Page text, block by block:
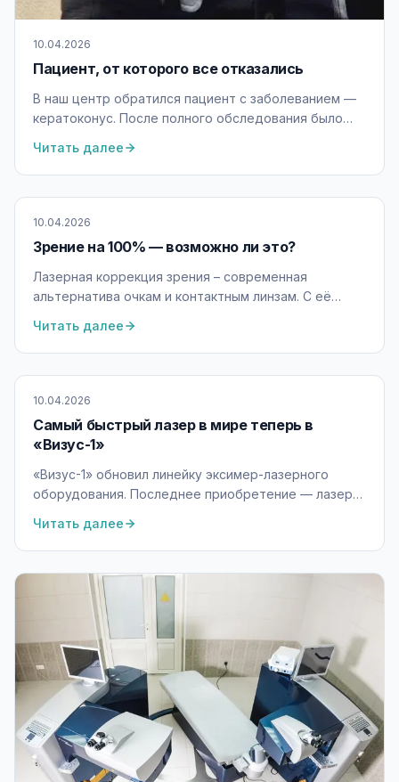
10.04.2026
Пациент, от которого все отказались
В наш центр обратился пациент с заболеванием —
кератоконус. После полного обследования было
сегментов механическим путём.
Читать далее
10.04.2026
Зрение на 100% — возможно ли это?
Лазерная коррекция зрения – современная
альтернатива очкам и контактным линзам. С её
Читать далее
10.04.2026
Самый быстрый лазер в мире теперь в
«Визус-1»
«Визус-1» обновил линейку эксимер-лазерного
оборудования. Последнее приобретение — лазер
Читать далее